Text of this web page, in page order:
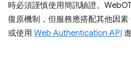
時必須謹慎使用簡訊驗證。
復原機制，但服務應搭配其他因素
或使用 Web Authentication API